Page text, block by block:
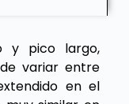
y pico largo,
variar entre
en el